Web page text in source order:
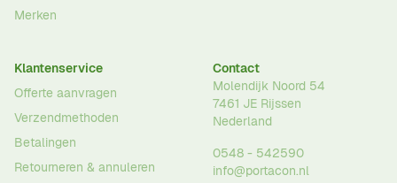
Merken
Klantenservice
Offerte aanvragen
Verzendmethoden
Betalingen
Retourneren & annuleren
Contact
Molendijk Noord 54
7461 JE Rijssen
Nederland
0548 - 542590
info@portacon.nl